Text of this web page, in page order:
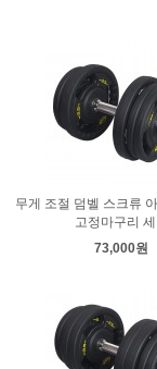
무게 조절 덤벨 스크류
고정마구리
73,000원